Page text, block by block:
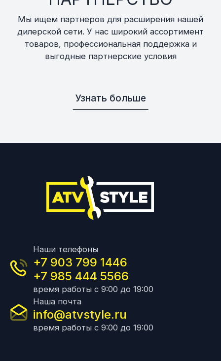
Мы ищем партнеров для расширения нашей
дилерской сети. У нас широкий ассортимент
товаров, профессиональная поддержка и
выгодные партнерские условия
Узнать больше
Наши телефоны
+7 903 799 1446
+7 985 444 5566
время работы с 9:00 до 19:00
Наша почта
info@atvstyle.ru
время работы с 9:00 до 19:00